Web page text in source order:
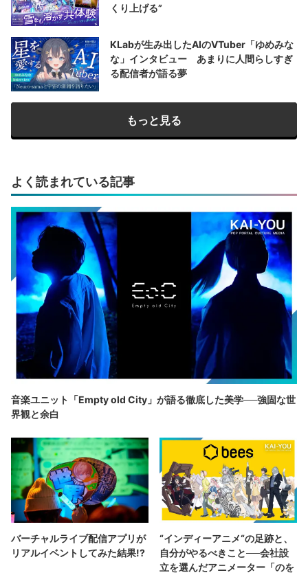
くり上げる”
KLabが生み出したAIのVTuber「ゆめみな
な」インタビュー あまりに人間らしすぎ
る配信者が語る夢
もっと見る
よく読まれている記事
音楽ユニット「Empty old City」が語る徹底した美学──強固な世
界観と余白
バーチャルライブ配信アプリが
リアルイベントしてみた結果!?
“インディーアニメ“の足跡と、
自分がやるべきこと──会社設
立を選んだアニメーター「のを